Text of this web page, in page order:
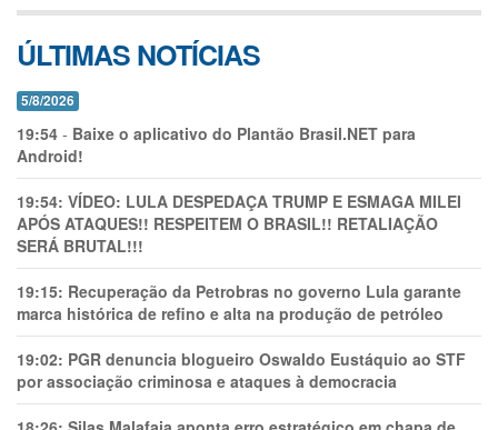
ÚLTIMAS NOTÍCIAS
5/8/2026
19:54 - Baixe o aplicativo do Plantão Brasil.NET para
Android!
19:54: VÍDEO: LULA DESPEDAÇA TRUMP E ESMAGA MILEI
APÓS ATAQUES!! RESPEITEM O BRASIL!! RETALIAÇÃO
SERÁ BRUTAL!!!
19:15: Recuperação da Petrobras no governo Lula garante
marca histórica de refino e alta na produção de petróleo
19:02: PGR denuncia blogueiro Oswaldo Eustáquio ao STF
por associação criminosa e ataques à democracia